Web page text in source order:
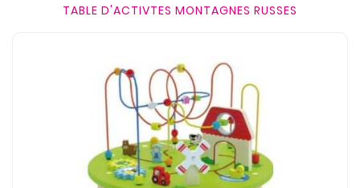
TABLE D'ACTIVTES MONTAGNES RUSSES